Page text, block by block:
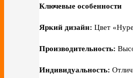
Ключевые особенности
Яркий дизайн: Цвет
Производительность:
Индивидуальность: